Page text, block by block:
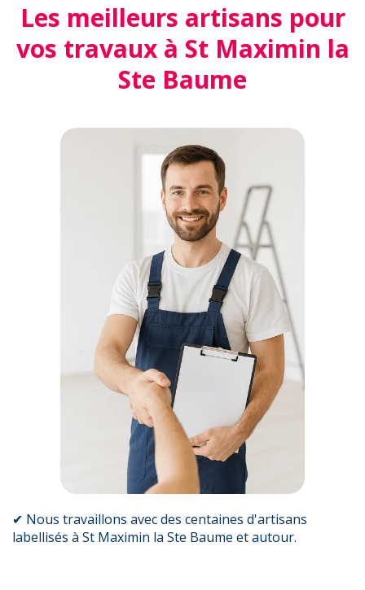
Les meilleurs artisans pour
vos travaux à St Maximin la
Ste Baume
✔ Nous travaillons avec des centaines d'artisans
labellisés à St Maximin la Ste Baume et autour.